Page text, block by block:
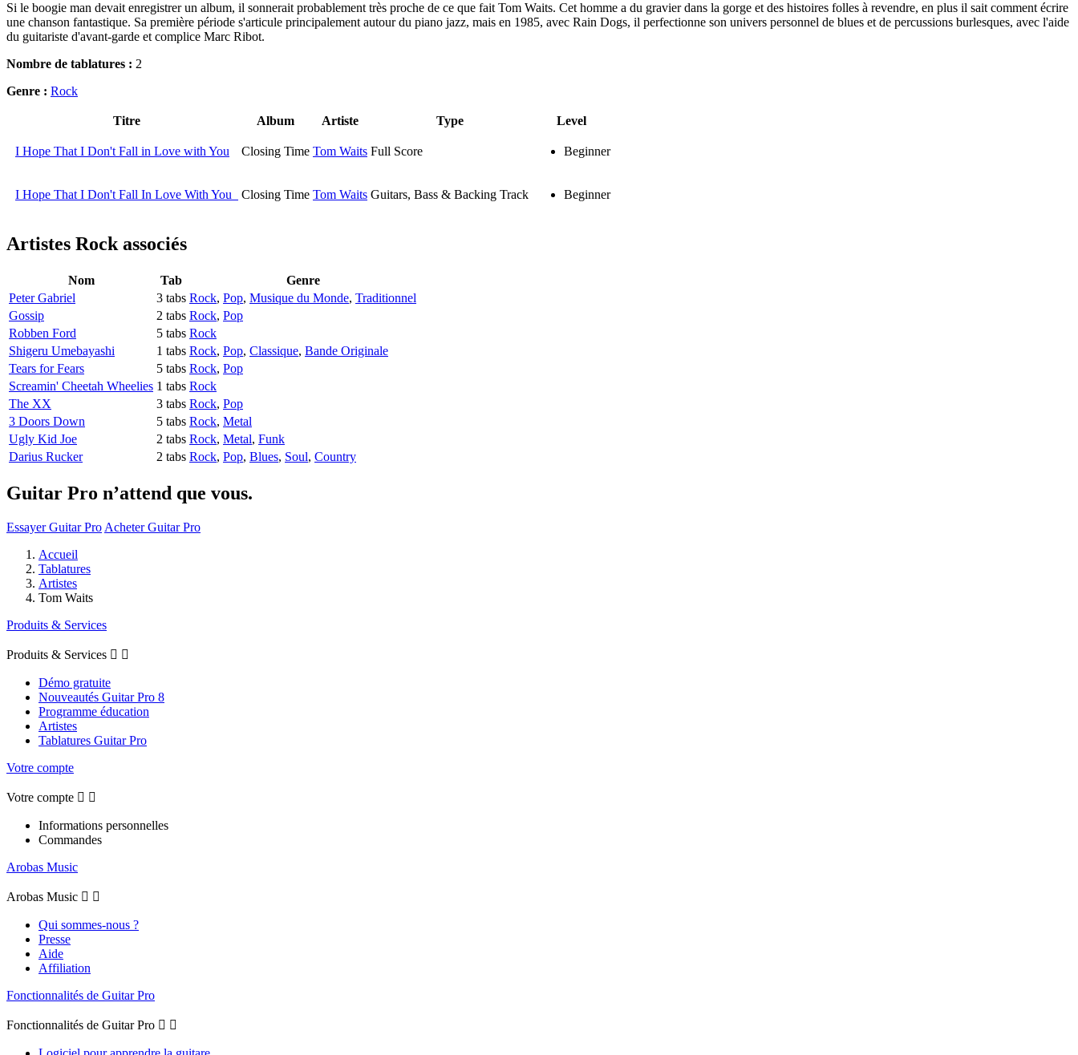
Si le boogie man devait enregistrer un album, il sonnerait probablement très proche de ce que fait Tom Waits. Cet homme a du gravier dans la gorge et des histoires folles à revendre, en plus il sait comment écrire
une chanson fantastique. Sa première période s'articule principalement autour du piano jazz, mais en 1985, avec Rain Dogs, il perfectionne son univers personnel de blues et de percussions burlesques, avec l'aide
du guitariste d'avant-garde et complice Marc Ribot.
Nombre de tablatures : 2
Genre : Rock
Titre Album Artiste Type Level
I Hope That I Don't Fall in Love with You Closing Time Tom Waits Full Score Beginner
I Hope That I Don't Fall In Love With You Closing Time Tom Waits Guitars, Bass & Backing Track Beginner
Artistes Rockassociés
Nom Tab
Genre
Peter Gabriel
3 tabs Rock, Pop, Musique du Monde, Traditionnel
Gossip
2 tabs Rock, Pop
Robben Ford
5 tabs Rock
Shigeru Umebayashi
1 tabs Rock, Pop, Classique, Bande Originale
Tears for Fears
5 tabs Rock, Pop
Screamin' Cheetah Wheelies 1 tabs Rock
The XX
3 tabs Rock, Pop
3 Doors Down
5 tabs Rock, Metal
Ugly Kid Joe
2 tabs Rock, Metal, Funk
Darius Rucker
2 tabs Rock, Pop, Blues, Soul, Country
Guitar Pro n’attend que vous.
Essayer Guitar Pro Acheter Guitar Pro
Accueil
Tablatures
Artistes
Tom Waits
Produits & Services
Produits & Services  
Démo gratuite
Nouveautés Guitar Pro 8
Programme éducation
Artistes
Tablatures Guitar Pro
Votre compte
Votre compte  
Informations personnelles
Commandes
Arobas Music
Arobas Music  
Qui sommes-nous ?
Presse
Aide
Affiliation
Fonctionnalités de Guitar Pro
Fonctionnalités de Guitar Pro  